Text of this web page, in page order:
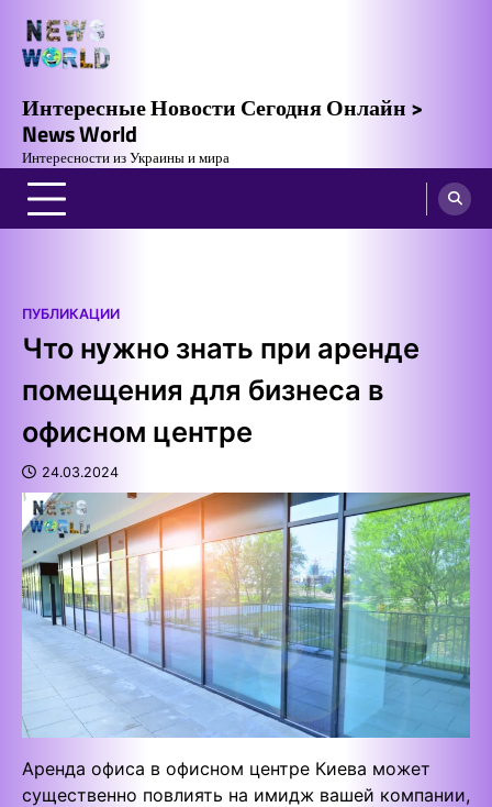
content
Интересные Новости Сегодня Онлайн >
News World
Интересности из Украины и мира
ПУБЛИКАЦИИ
Что нужно знать при аренде
помещения для бизнеса в
офисном центре
24.03.2024
Аренда офиса в офисном центре Киева может
существенно повлиять на имидж вашей компании,